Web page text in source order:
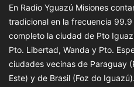
En Radio Yguazú Misiones
tradicional en la frecuencia
completo la ciudad de Pto
Pto. Libertad, Wanda y Pto.
ciudades vecinas de Paraguay
Este) y de Brasil (Foz do